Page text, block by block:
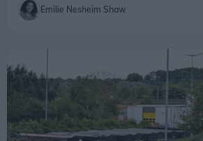
Emilie Nesheim Shaw